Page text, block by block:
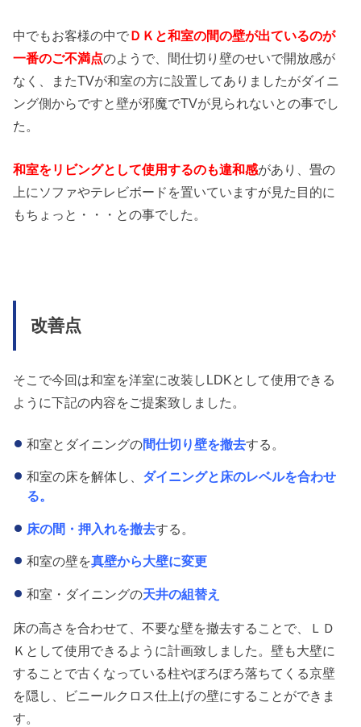
中でもお客様の中でＤＫと和室の間の壁が出ているのが
一番のご不満点のようで、間仕切り壁のせいで開放感が
なく、またTVが和室の方に設置してありましたがダイニ
ング側からですと壁が邪魔でTVが見られないとの事でし
た。
和室をリビングとして使用するのも違和感があり、畳の
上にソファやテレビボードを置いていますが見た目的に
もちょっと・・・との事でした。
改善点
そこで今回は和室を洋室に改装しLDKとして使用できる
ように下記の内容をご提案致しました。
和室とダイニングの間仕切り壁を撤去する。
和室の床を解体し、 ダイニングと床のレベルを合わせ
る。
床の間・押入れを撤去する。
和室の壁を真壁から大壁に変更
和室・ダイニングの天井の組替え
床の高さを合わせて、不要な壁を撤去することで、ＬＤ
Ｋとして使用できるように計画致しました。壁も大壁に
することで古くなっている柱やぽろぽろ落ちてくる京壁
を隠し、ビニールクロス仕上げの壁にすることができま
す。